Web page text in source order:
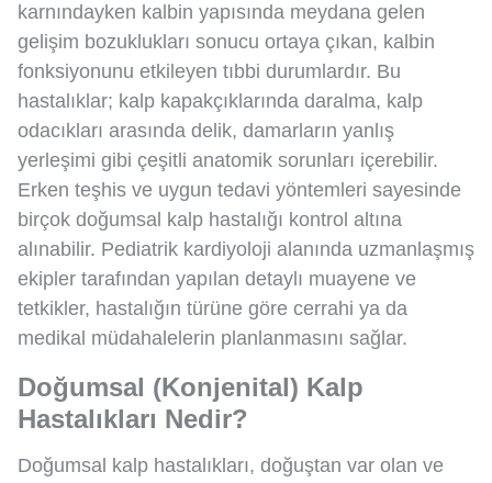
karnındayken kalbin yapısında meydana gelen
gelişim bozuklukları sonucu ortaya çıkan, kalbin
fonksiyonunu etkileyen tıbbi durumlardır. Bu
hastalıklar; kalp kapakçıklarında daralma, kalp
odacıkları arasında delik, damarların yanlış
yerleşimi gibi çeşitli anatomik sorunları içerebilir.
Erken teşhis ve uygun tedavi yöntemleri sayesinde
birçok doğumsal kalp hastalığı kontrol altına
alınabilir. Pediatrik kardiyoloji alanında uzmanlaşmış
ekipler tarafından yapılan detaylı muayene ve
tetkikler, hastalığın türüne göre cerrahi ya da
medikal müdahalelerin planlanmasını sağlar.
Doğumsal (Konjenital) Kalp
Hastalıkları Nedir?
Doğumsal kalp hastalıkları, doğuştan var olan ve